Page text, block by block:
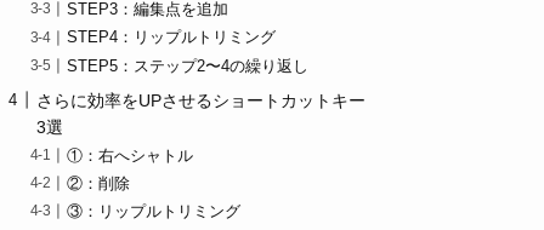
STEP3：編集点を追加
STEP4：リップルトリミング
STEP5：ステップ2〜4の繰り返し
さらに効率をUPさせるショートカットキー
3選
①：右へシャトル
②：削除
③：リップルトリミング